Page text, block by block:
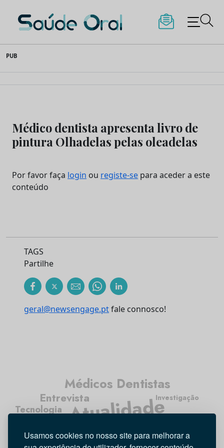
Usamos cookies no nosso site para melhorar a
to
content
Saúde Oral
PUB
Médico dentista apresenta livro de
pintura Olhadelas pelas oleadelas
Por favor faça login ou registe-se para aceder a este
conteúdo
TAGS
Partilhe
geral@newsengage.ptfale connosco!
Atualidade
Médicos Dentistas
Higiene Oral
Entrevista
Tecnologia
Investigação